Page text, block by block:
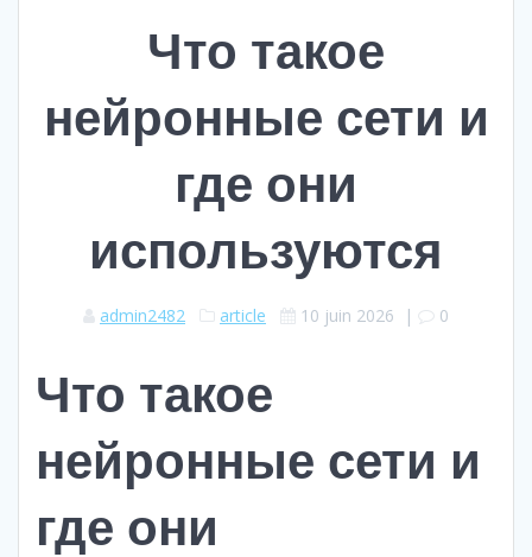
Что такое
нейронные сети и
где они
используются
admin2482 article 10 juin 2026 | 0
Что такое
нейронные сети и
где они